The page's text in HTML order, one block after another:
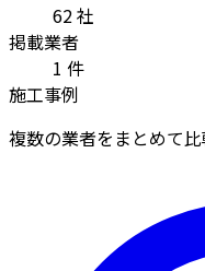
62社
掲載業者
1 件
施工事例
複数の業者をまとめて